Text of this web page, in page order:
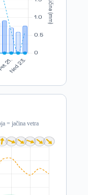
= jačina vetra